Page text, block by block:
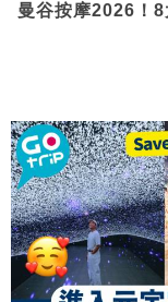
曼谷按摩2026！